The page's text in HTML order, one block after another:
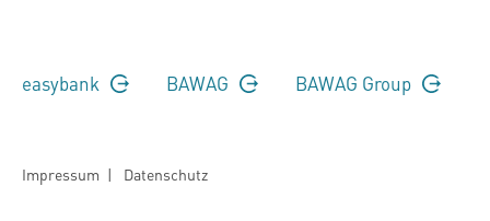
easybank BAWAG BAWAG Group
Impressum | Datenschutz